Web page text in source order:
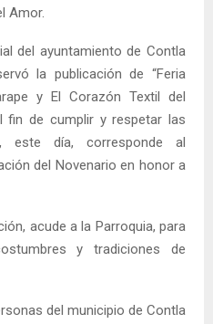
Amor.
del ayuntamiento de Contla
la publicación de “Feria
y El Corazón Textil del
fin de cumplir y respetar las
este día, corresponde al
del Novenario en honor a
acude a la Parroquia, para
y tradiciones de
del municipio de Contla